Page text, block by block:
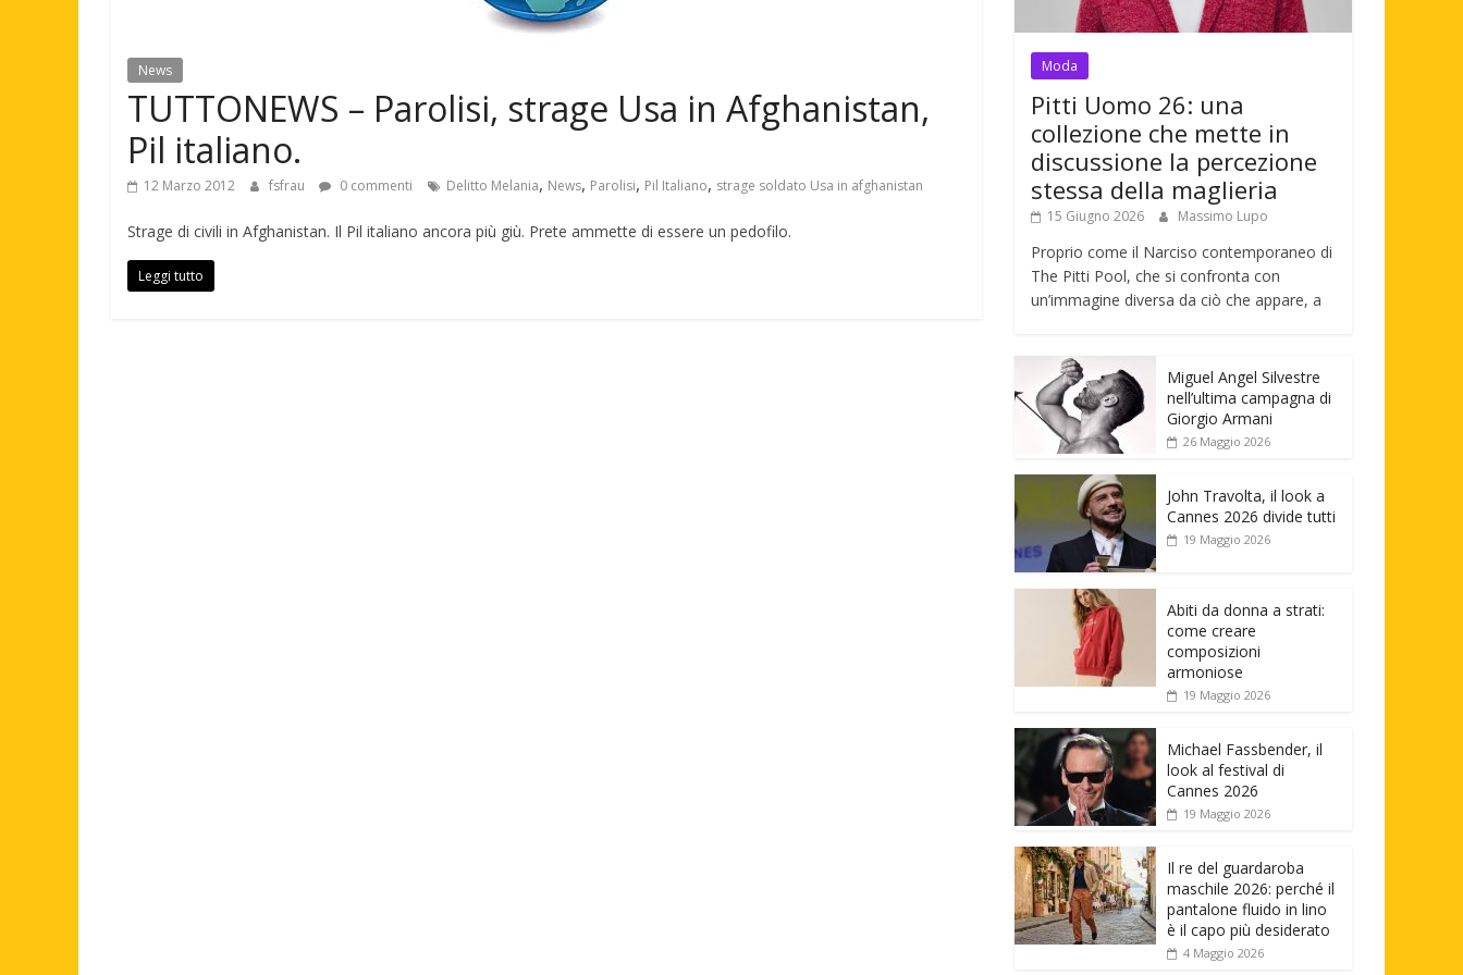
News
TUTTONEWS – Parolisi, strage Usa in Afghanistan,
Pil italiano.
12 Marzo 2012 fsfrau 0 commenti Delitto Melania, News, Parolisi, Pil Italiano, strage soldato Usa in afghanistan
Strage di civili in Afghanistan. Il Pil italiano ancora più giù. Prete ammette di essere un pedofilo.
Leggi tutto
Moda
Pitti Uomo 26: una
collezione che mette in
discussione la percezione
stessa della maglieria
15 Giugno 2026 Massimo Lupo
Proprio come il Narciso contemporaneo di
The Pitti Pool, che si confronta con
un’immagine diversa da ciò che appare, a
Miguel Angel Silvestre
nell’ultima campagna di
Giorgio Armani
26 Maggio 2026
John Travolta, il look a
Cannes 2026 divide tutti
19 Maggio 2026
Abiti da donna a strati:
come creare
composizioni
armoniose
19 Maggio 2026
Michael Fassbender, il
look al festival di
Cannes 2026
19 Maggio 2026
Il re del guardaroba
maschile 2026: perché il
pantalone fluido in lino
è il capo più desiderato
4 Maggio 2026